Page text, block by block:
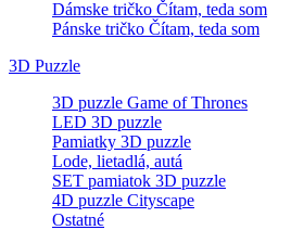
Dámske tričko Čítam, teda som
Pánske tričko Čítam, teda som
3D Puzzle
3D puzzle Game of Thrones
LED 3D puzzle
Pamiatky 3D puzzle
Lode, lietadlá, autá
SET pamiatok 3D puzzle
4D puzzle Cityscape
Ostatné